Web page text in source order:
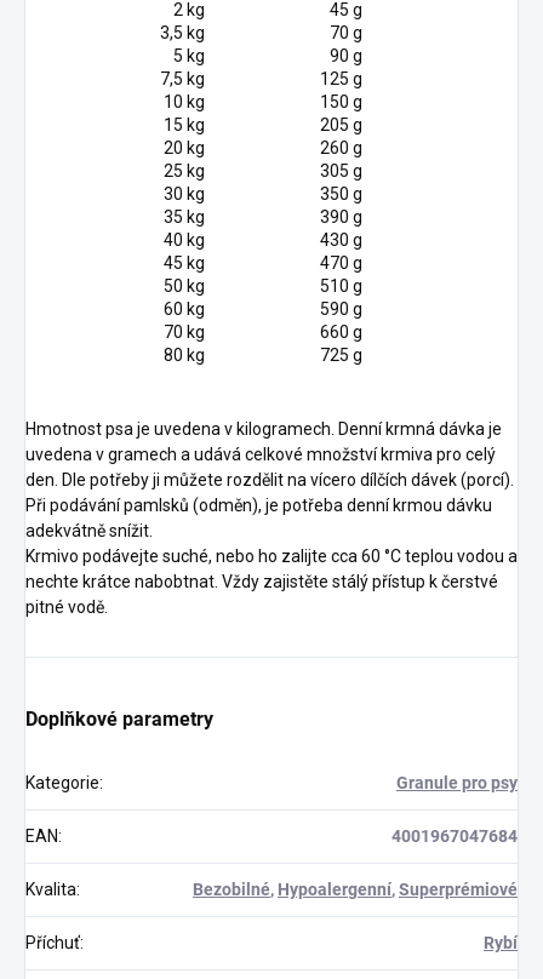
2 kg
45 g
3,5 kg
70 g
5 kg
90 g
7,5 kg
125 g
10 kg
150 g
15 kg
205 g
20 kg
260 g
25 kg
305 g
30 kg
350 g
35 kg
390 g
40 kg
430 g
45 kg
470 g
50 kg
510 g
60 kg
590 g
70 kg
660 g
80 kg
725 g
Hmotnost psa je uvedena v kilogramech. Denní krmná dávka je
uvedena v gramech a udává celkové množství krmiva pro celý
den. Dle potřeby ji můžete rozdělit na vícero dílčích dávek (porcí).
Při podávání pamlsků (odměn), je potřeba denní krmou dávku
adekvátně snížit.
Krmivo podávejte suché, nebo ho zalijte cca 60 °C teplou vodou a
nechte krátce nabobtnat. Vždy zajistěte stálý přístup k čerstvé
pitné vodě.
Doplňkové parametry
Kategorie: Granule pro psy
EAN: 4001967047684
Kvalita: Bezobilné, Hypoalergenní,Superprémiové
Příchuť: Rybí